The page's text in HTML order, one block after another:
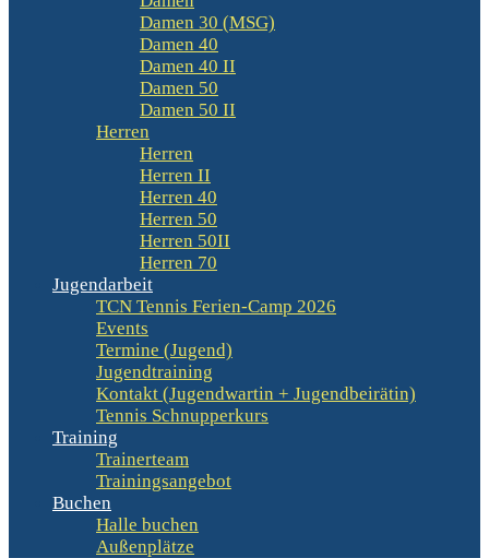
Damen 30 (MSG)
Damen 40
Damen 40 II
Damen 50
Damen 50 II
Herren
Herren
Herren II
Herren 40
Herren 50
Herren 50II
Herren 70
Jugendarbeit
TCN Tennis Ferien-Camp 2026
Events
Termine (Jugend)
Jugendtraining
Kontakt (Jugendwartin + Jugendbeirätin)
Tennis Schnupperkurs
Training
Trainerteam
Trainingsangebot
Buchen
Halle buchen
Außenplätze